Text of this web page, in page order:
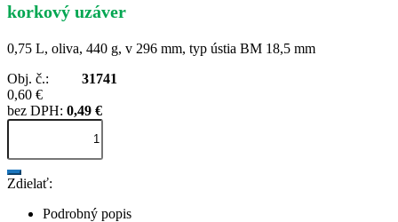
korkový uzáver
0,75 L, oliva, 440 g, v 296 mm, typ ústia BM 18,5 mm
Obj. č.:
31741
0,60 €
bez DPH: 0,49 €
Zdielať:
Podrobný popis